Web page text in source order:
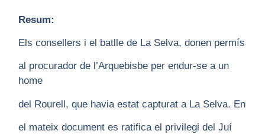
Resum:
Els consellers i el batlle de La Selva, donen permís
al procurador de l’Arquebisbe per endur-se a un
home
del Rourell, que havia estat capturat a La Selva. En
el mateix document es ratifica el privilegi del Juí